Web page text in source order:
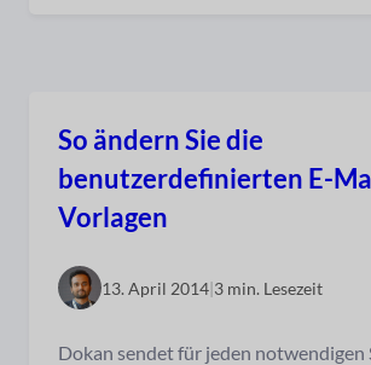
So ändern Sie die
benutzerdefinierten E-
Vorlagen
13. April 2014|3 min. Lesezeit
Dokan sendet für jeden notwendigen